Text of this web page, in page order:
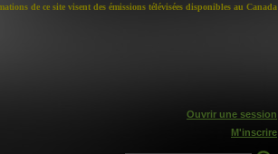
de ce site visent des émissions télévisées disponibles au Canada
Ouvrir une session
M'inscrire